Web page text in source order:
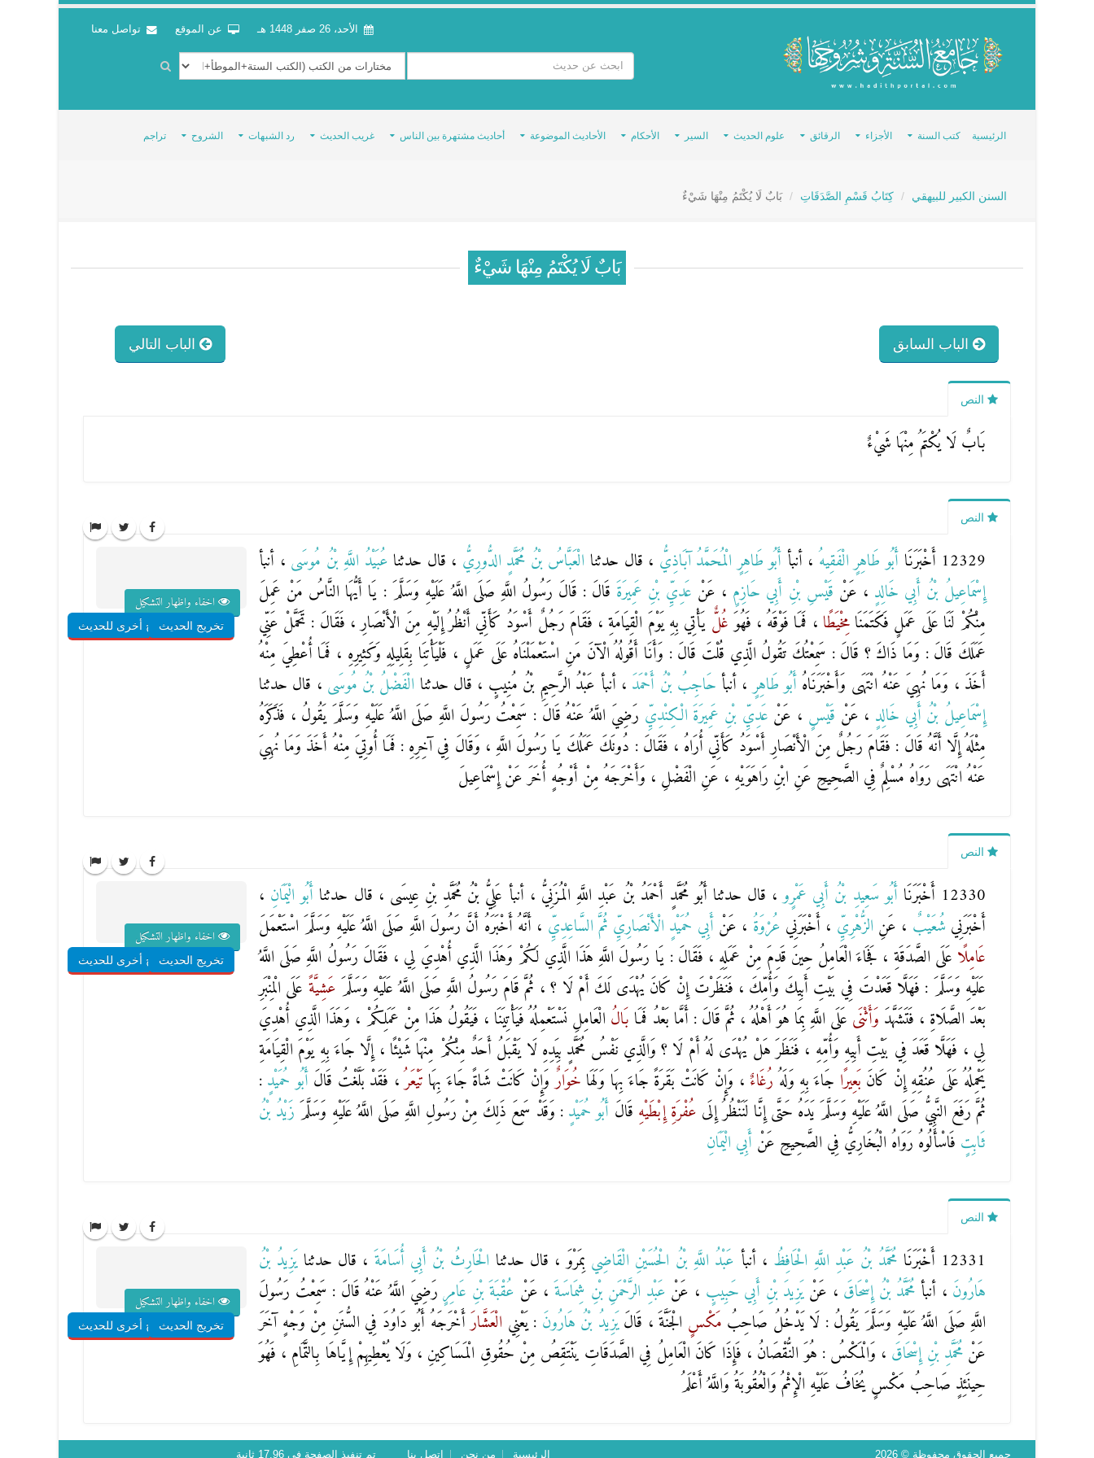
الأحد، 26 صفر 1448 هـ عن الموقع تواصل معنا
الرئيسية كتب السنة الأجزاء الرقائق علوم الحديث السير الأحكام الأحاديث الموضوعة أحاديث مشتهرة بين الناس غريب الحديث رد الشبهات الشروح تراجم
السنن الكبير للبيهقي كِتَابُ قَسْمِ الصَّدَقَاتِ بَابٌ لَا يُكْتَمُ مِنْهَا شَيْءٌ
بَابٌ لَا يُكْتَمُ مِنْهَا شَيْءٌ
الباب السابق الباب التالي
النص
بَابٌ لَا يُكْتَمُ مِنْهَا شَيْءٌ
النص
12329 أَخْبَرَنَا أَبُو طَاهِرٍ الْفَقِيهُ ، أنبأ أَبُو طَاهِرٍ الْمُحَمَّدُ آبَاذِيُّ ، قال حدثنا الْعَبَّاسُ بْنُ مُحَمَّدٍ الدُّورِيُّ ، قال حدثنا عُبَيْدُ اللَّهِ بْنُ مُوسَى ، أنبأ
إِسْمَاعِيلُ بْنُ أَبِي خَالِدٍ ، عَنْ قَيْسِ بْنِ أَبِي حَازِمٍ ، عَنْ عَدِيِّ بْنِ عَمِيرَةَ قَالَ : قَالَ رَسُولُ اللَّهِ صَلَى اللَّهُ عَلَيْهِ وَسَلَّمَ : يَا أَيُّهَا النَّاسُ مَنْ عَمِلَ
مِنْكُمْ لَنَا عَلَى عَمَلٍ فَكَتَمَنَامِخْيَطًا ، فَمَا فَوْقَهُ ، فَهُوَغُلٌّ يَأْتِي بِهِ يَوْمَ الْقِيَامَةِ ، فَقَامَ رَجُلٌ أَسْوَدُ كَأَنِّي أَنْظُرُ إِلَيْهِ مِنَ الْأَنْصَارِ ، فَقَالَ : تَحَمَّلْ عَنِّي
عَمَلَكَ قَالَ : وَمَا ذَاكَ ؟ قَالَ : سَمِعْتُكَ تَقُولُ الَّذِي قُلْتَ قَالَ : وَأَنَا أَقُولُهُ الْآنَ مَنِ اسْتَعْمَلْنَاهُ عَلَى عَمَلٍ ، فَلْيَأْتِنَا بِقَلِيلِهِ وَكَثِيرِهِ ، فَمَا أُعْطِيَ مِنْهُ
أَخَذَ ، وَمَا نُهِيَ عَنْهُ انْتَهَى وَأَخْبَرَنَاهُ أَبُو طَاهِرٍ، أنبأ حَاجِبُ بْنُ أَحْمَدَ ، أنبأ عَبْدُ الرَّحِيمِ بْنُ مُنِيبٍ ، قال حدثنا الْفَضْلُ بْنُ مُوسَى ، قال حدثنا
إِسْمَاعِيلُ بْنُ أَبِي خَالِدٍ ، عَنْ قَيْسٍ ، عَنْ عَدِيِّ بْنِ عَمِيرَةَ الْكِنْدِيِّ رَضِيَ اللَّهُ عَنْهُ قَالَ : سَمِعْتُ رَسُولَ اللَّهِ صَلَى اللَّهُ عَلَيْهِ وَسَلَّمَ يَقُولُ ، فَذَكَرَهُ
مِثْلَهُ إِلَّا أَنَّهُ قَالَ : فَقَامَ رَجُلٌ مِنَ الْأَنْصَارِ أَسْوَدُ كَأَنِّي أُرَاهُ ، فَقَالَ : دُونَكَ عَمَلُكَ يَا رَسُولَ اللَّهِ ، وَقَالَ فِي آخِرِهِ : فَمَا أُوتِيَ مِنْهُ أَخَذَ وَمَا نُهِيَ
عَنْهُ انْتَهَى رَوَاهُ مُسْلِمٌ فِي الصَّحِيحِ عَنِ ابْنِ رَاهَوَيْهِ ، عَنِ الْفَضْلِ ، وَأَخْرَجَهُ مِنْ أَوْجُهٍ أُخَرَ عَنْ إِسْمَاعِيلَ
اخفاء واظهار التشكيل
تخريج الحديثشروح أخرى للحديث
النص
12330 أَخْبَرَنَا أَبُو سَعِيدِ بْنُ أَبِي عَمْرٍو، قال حدثنا أَبُو مُحَمَّدٍ أَحْمَدُ بْنُ عَبْدِ اللَّهِ الْمُزَنِيُّ ، أنبأ عَلِيُّ بْنُ مُحَمَّدِ بْنِ عِيسَى ، قال حدثنا أَبُو الْيَمَانِ ،
أَخْبَرَنِي شُعَيْبٌ ، عَنِ الزُّهْرِيِّ ، أَخْبَرَنِي عُرْوَةُ ، عَنْ أَبِي حُمَيْدٍ الْأَنْصَارِيِّ ثُمَّ السَّاعِدِيِّ ، أَنَّهُ أَخْبَرَهُ أَنَّ رَسُولَ اللَّهِ صَلَى اللَّهُ عَلَيْهِ وَسَلَّمَ اسْتَعْمَلَ
عَامِلًا عَلَى الصَّدَقَةِ ، فَجَاءَ الْعَامِلُ حِينَ قَدِمَ مِنْ عَمَلِهِ ، فَقَالَ : يَا رَسُولَ اللَّهِ هَذَا الَّذِي لَكُمْ وَهَذَا الَّذِي أُهْدِيَ لِي ، فَقَالَ رَسُولُ اللَّهِ صَلَى اللَّهُ
عَلَيْهِ وَسَلَّمَ : فَهَلَّا قَعَدْتَ فِي بَيْتِ أَبِيكَ وَأُمِّكَ ، فَنَظَرْتَ إِنْ كَانَ يُهْدَى لَكَ أَمْ لَا ؟ ، ثُمَّ قَامَ رَسُولُ اللَّهِ صَلَى اللَّهُ عَلَيْهِ وَسَلَّمَ عَشِيَّةً عَلَى الْمِنْبَرِ
بَعْدَ الصَّلَاةِ ، فَتَشَهَّدَ وَأَثْنَى عَلَى اللَّهِ بِمَا هُوَ أَهْلُهُ ، ثُمَّ قَالَ : أَمَّا بَعْدُ فَمَا بَالُ الْعَامِلِ نَسْتَعْمِلُهُ فَيَأْتِيَنَا ، فَيَقُولُ هَذَا مِنْ عَمَلِكُمْ ، وَهَذَا الَّذِي أُهْدِيَ
لِي ، فَهَلَّا قَعَدَ فِي بَيْتِ أَبِيهِ وَأُمِّهِ ، فَنَظَرَ هَلْ يُهْدَى لَهُ أَمْ لَا ؟ وَالَّذِي نَفْسُ مُحَمَّدٍ بِيَدِهِ لَا يَقْبَلُ أَحَدٌ مِنْكُمْ مِنْهَا شَيْئًا ، إِلَّا جَاءَ بِهِ يَوْمَ الْقِيَامَةِ
يَحْمِلُهُ عَلَى عُنُقِهِ إِنْ كَانَ بَعِيرًا جَاءَ بِهِ وَلَهُ رُغَاءٌ ، وَإِنْ كَانَتْ بَقَرَةً جَاءَ بِهَا وَلَهَا خُوَارٌوَإِنْ كَانَتْ شَاةً جَاءَ بِهَا تَيْعَرُ، فَقَدْ بَلَّغْتُ قَالَ أَبُو حُمَيْدٍ :
ثُمَّ رَفَعَ النَّبِيُّ صَلَى اللَّهُ عَلَيْهِ وَسَلَّمَ يَدَهُ حَتَّى إِنَّا لَنَنْظُرُ إِلَى عُفْرَةِإِبْطَيْهِ قَالَ أَبُو حُمَيْدٍ: وَقَدْ سَمِعَ ذَلِكَ مِنْ رَسُولِ اللَّهِ صَلَى اللَّهُ عَلَيْهِ وَسَلَّمَ زَيْدُ بْنُ
ثَابِتٍ فَاسْأَلُوهُ رَوَاهُ الْبُخَارِيُّ فِي الصَّحِيحِ عَنْ أَبِي الْيَمَانِ
اخفاء واظهار التشكيل
تخريج الحديثشروح أخرى للحديث
النص
12331 أَخْبَرَنَا مُحَمَّدُ بْنُ عَبْدِ اللَّهِ الْحَافِظُ ، أنبأ عَبْدُ اللَّهِ بْنُ الْحُسَيْنِ الْقَاضِي بِمَرْوَ ، قال حدثنا الْحَارِثُ بْنُ أَبِي أُسَامَةَ ، قال حدثنايَزِيدُ بْنُ
هَارُونَ ، أنبأ مُحَمَّدُ بْنُ إِسْحَاقَ ، عَنْيَزِيدَ بْنِ أَبِي حَبِيبٍ ، عَنْ عَبْدِ الرَّحْمَنِ بْنِ شِمَاسَةَ ، عَنْ عُقْبَةَ بْنِ عَامِرٍ رَضِيَ اللَّهُ عَنْهُ قَالَ : سَمِعْتُ رَسُولَ
اللَّهِ صَلَى اللَّهُ عَلَيْهِ وَسَلَّمَ يَقُولُ : لَا يَدْخُلُ صَاحِبُ مَكْسٍ الْجَنَّةَ ، قَالَيَزِيدُ بْنُ هَارُونَ : يَعْنِي الْعَشَّارَأَخْرَجَهُ أَبُو دَاوُدَ فِي السُّنَنِ مِنْ وَجْهٍ آخَرَ
عَنْمُحَمَّدِ بْنِ إِسْحَاقَ ، وَالْمَكْسُ : هُوَ النُّقْصَانُ ، فَإِذَا كَانَ الْعَامِلُ فِي الصَّدَقَاتِ يَنْتَقِصُ مِنْ حُقُوقِ الْمَسَاكِينِ ، وَلَا يُعْطِيهِمْ إِيَّاهَا بِالتَّمَامِ ، فَهُوَ
حِينَئِذٍ صَاحِبُ مَكْسٍ يُخَافُ عَلَيْهِ الْإِثْمُ وَالْعُقُوبَةُ وَاللَّهُ أَعْلَمُ
اخفاء واظهار التشكيل
تخريج الحديثشروح أخرى للحديث
جميع الحقوق محفوظة © 2026 الرئيسية من نحن اتصل بنا تم تنفيذ الصفحة في 17.96 ثانية